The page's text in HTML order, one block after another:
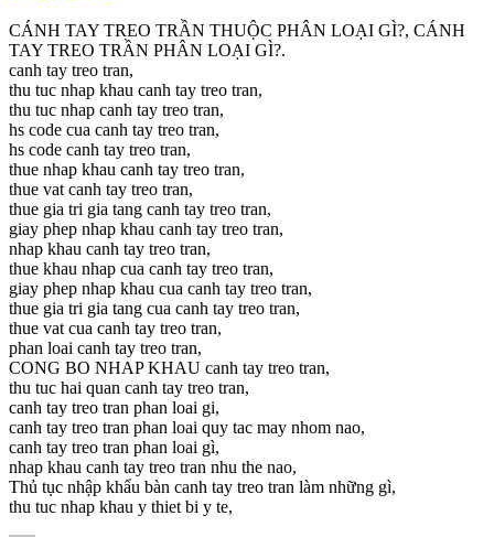
CÁNH TAY TREO TRẦN THUỘC PHÂN LOẠI GÌ?, CÁNH
TAY TREO TRẦN PHÂN LOẠI GÌ?.
canh tay treo tran,
thu tuc nhap khau canh tay treo tran,
thu tuc nhap canh tay treo tran,
hs code cua canh tay treo tran,
hs code canh tay treo tran,
thue nhap khau canh tay treo tran,
thue vat canh tay treo tran,
thue gia tri gia tang canh tay treo tran,
giay phep nhap khau canh tay treo tran,
nhap khau canh tay treo tran,
thue khau nhap cua canh tay treo tran,
giay phep nhap khau cua canh tay treo tran,
thue gia tri gia tang cua canh tay treo tran,
thue vat cua canh tay treo tran,
phan loai canh tay treo tran,
CONG BO NHAP KHAU canh tay treo tran,
thu tuc hai quan canh tay treo tran,
canh tay treo tran phan loai gi,
canh tay treo tran phan loai quy tac may nhom nao,
canh tay treo tran phan loai gì,
nhap khau canh tay treo tran nhu the nao,
Thủ tục nhập khẩu bàn canh tay treo tran làm những gì,
thu tuc nhap khau y thiet bi y te,